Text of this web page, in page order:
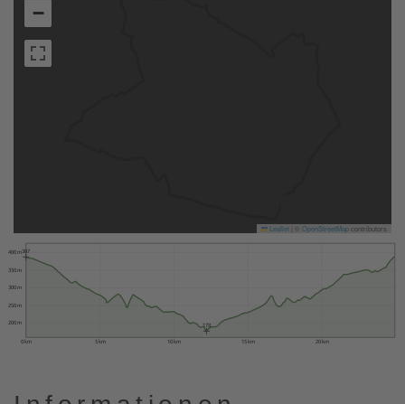
−
Leaflet OpenStreetMapcontributors
0 km 5 km 10 km 15 km 20 km
200 m
250 m
300 m
350 m
400 m
178
387